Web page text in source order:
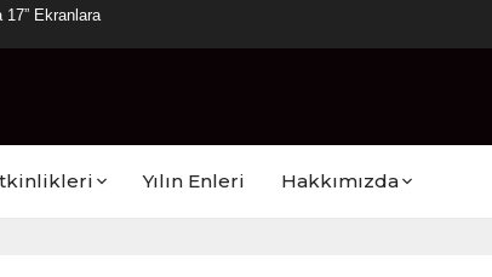
Ekranlara
Yılın Enleri Hakkımızda